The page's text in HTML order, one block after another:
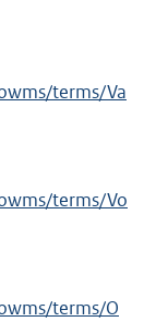
terms/Va
terms/Vo
terms/O